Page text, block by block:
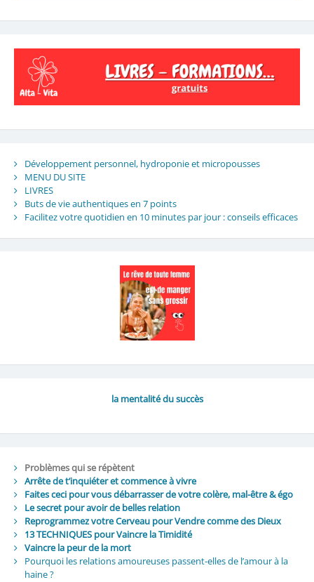
Développement personnel, hydroponie et micropousses
MENU DU SITE
LIVRES
Buts de vie authentiques en 7 points
Facilitez votre quotidien en 10 minutes par jour : conseils efficaces
la mentalité du succès
Problèmes qui se répètent
Arrête de t’inquiéter et commence à vivre
Faites ceci pour vous débarrasser de votre colère, mal-être & égo
Le secret pour avoir de belles relation
Reprogrammez votre Cerveau pour Vendre comme des Dieux
13 TECHNIQUES pour Vaincre la Timidité
Vaincre la peur de la mort
Pourquoi les relations amoureuses passent-elles de l’amour à la
haine ?